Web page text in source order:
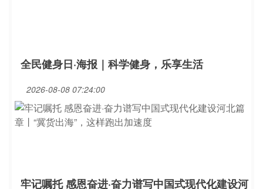
全民健身日·海报｜科学健身，乐享生活
2026-08-08 07:24:00
牢记嘱托 感恩奋进·奋力谱写中国式现代化建设河